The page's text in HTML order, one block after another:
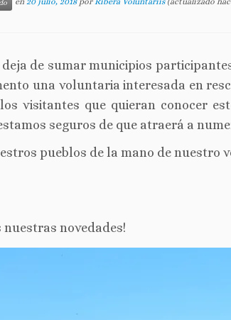
deja de sumar municipios
una voluntaria interesada en
visitantes que quieran conocer
seguros de que atraerá a
pueblos de la mano de nuestro
nuestras novedades!